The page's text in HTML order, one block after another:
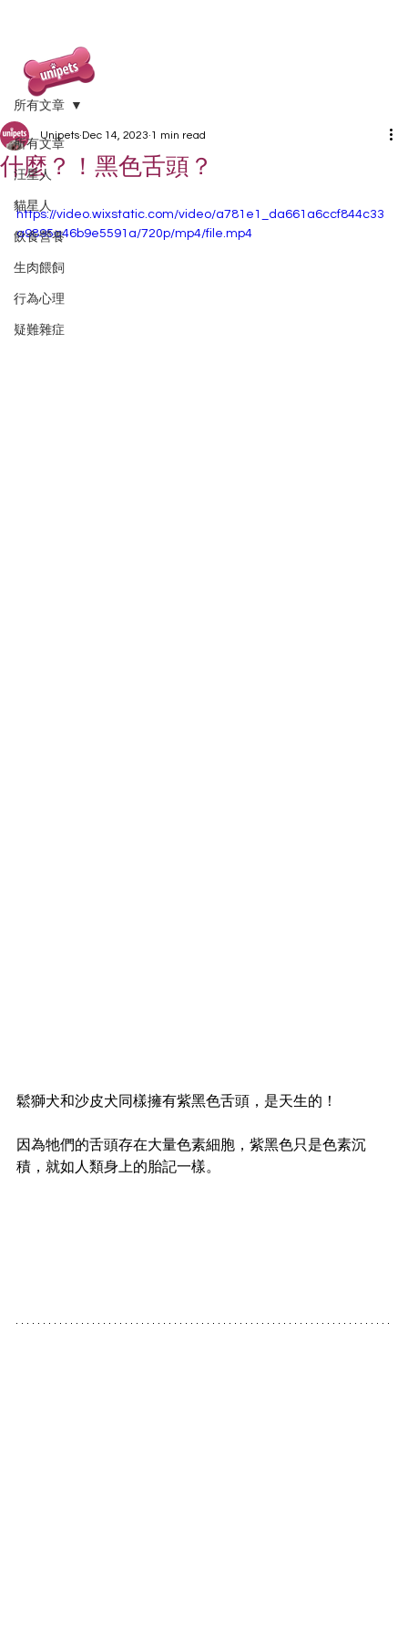
所有文章
汪星人
貓星人
飲食營養
生肉餵飼
行為心理
疑難雜症
所有文章
什麼？！黑色舌頭？
Unipets Dec 14, 2023 1 min read
https://video.wixstatic.com/video/a781e1_da661a6ccf844c33
a9895a46b9e5591a/720p/mp4/file.mp4
鬆獅犬和沙皮犬同樣擁有紫黑色舌頭，是天生的！
因為牠們的舌頭存在大量色素細胞，紫黑色只是色素沉
積，就如人類身上的胎記一樣。